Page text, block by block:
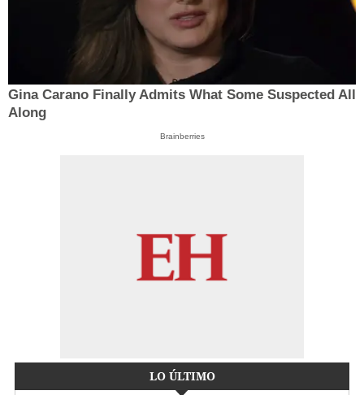
Gina Carano Finally Admits What Some Suspected All
Along
Brainberries
LO ÚLTIMO